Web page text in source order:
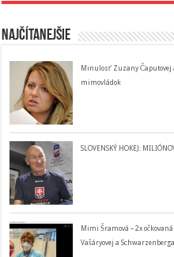
Najčítanejšie
Minulosť Zuzany
mimovládok
SLOVENSKÝ HOKEJ:
Mimi Šramová – 2x
Vašáryovej a Schwarzenberga